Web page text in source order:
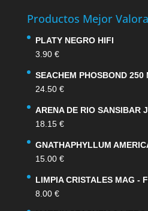
Productos Mejor
PLATY NEGRO HIFI
3.90 €
SEACHEM PHOSBOND 250
24.50 €
ARENA DE RIO SANSIBAR
18.15 €
GNATHAPHYLLUM
15.00 €
LIMPIA CRISTALES MAG -
8.00 €